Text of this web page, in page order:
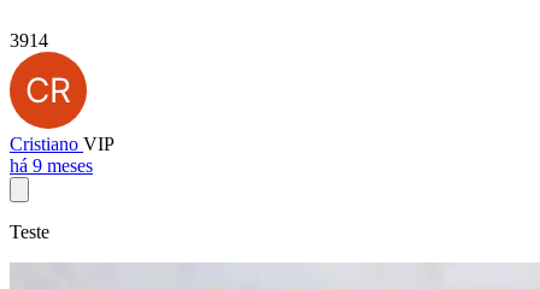
3914
Cristiano VIP
há 9 meses
Teste